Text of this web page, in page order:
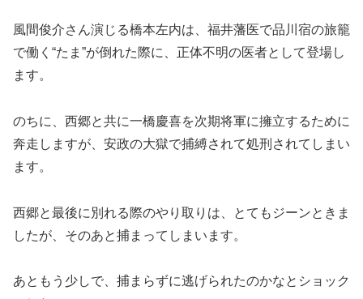
風間俊介さん演じる橋本左内は、福井藩医で品川宿の旅籠
で働く“たま”が倒れた際に、正体不明の医者として登場し
ます。
のちに、西郷と共に一橋慶喜を次期将軍に擁立するために
奔走しますが、安政の大獄で捕縛されて処刑されてしまい
ます。
西郷と最後に別れる際のやり取りは、とてもジーンときま
したが、そのあと捕まってしまいます。
あともう少しで、捕まらずに逃げられたのかなとショック